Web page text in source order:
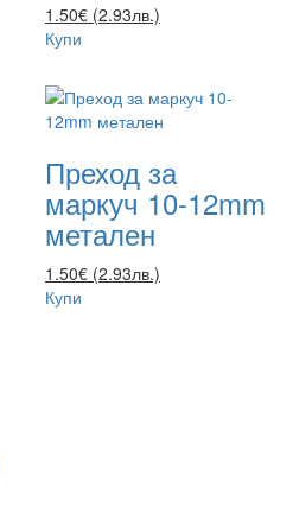
1.50€ (2.93лв.)
Купи
Преход за
маркуч 10-12mm
метален
1.50€ (2.93лв.)
Купи